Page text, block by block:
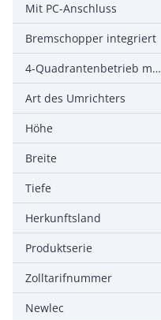
Mit PC-Anschluss
Bremschopper integriert
4-Quadrantenbetrieb möglich
Art des Umrichters
Höhe
Breite
Tiefe
Herkunftsland
Produktserie
Zolltarifnummer
Newlec